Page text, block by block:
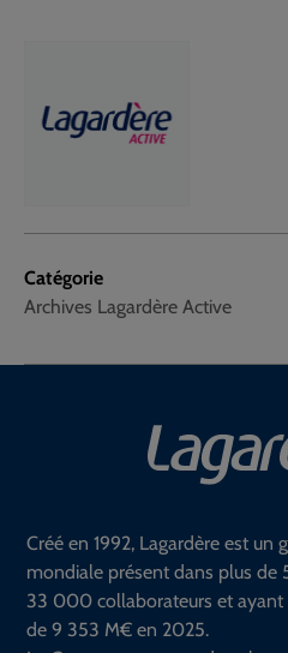
Catégorie
Archives Lagardère Active
Créé en 1992, Lagardère est un
mondiale présent dans plus
33 000 collaborateurs et ayant
de 9 353 M€ en 2025.